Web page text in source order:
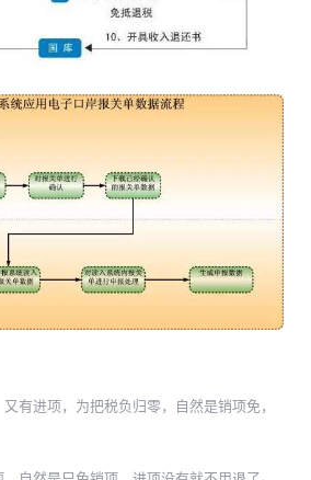
有进项，为把税负归零，自然是销项免，